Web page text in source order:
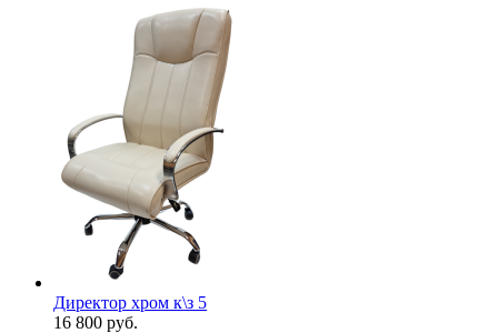
Директор хром к\з 5
16 800 руб.